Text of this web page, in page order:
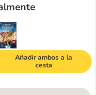
Añadir ambos a la
cesta